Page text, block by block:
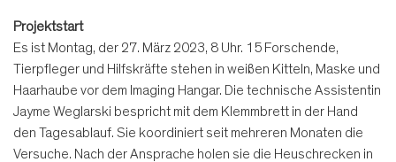
Projektstart
Es ist Montag, der 27. März 2023, 8 Uhr. 15 Forschende,
Tierpfleger und Hilfskräfte stehen in weißen Kitteln, Maske und
Haarhaube vor dem Imaging Hangar. Die technische Assistentin
Jayme Weglarski bespricht mit dem Klemmbrett in der Hand
den Tagesablauf. Sie koordiniert seit mehreren Monaten die
Versuche. Nach der Ansprache holen sie die Heuschrecken in